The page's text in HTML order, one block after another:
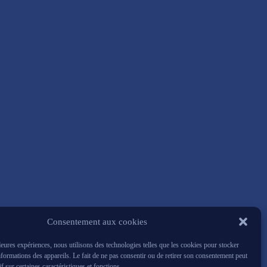
Consentement aux cookies
expériences, nous utilisons des technologies telles que les cookies pour stocker
des appareils. Le fait de ne pas consentir ou de retirer son consentement peut